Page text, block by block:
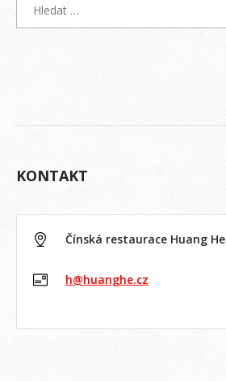
KONTAKT
Čínská restaurace Huang He
h@huanghe.cz